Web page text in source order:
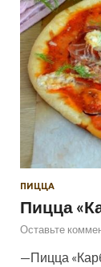
ПИЦЦА
Пицца
Оставьте
—Пицца